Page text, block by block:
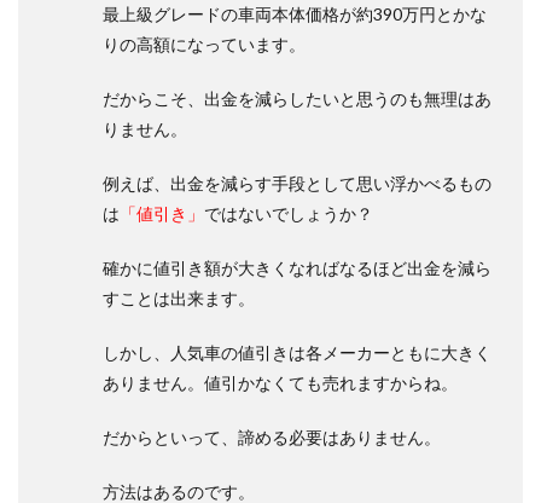
最上級グレードの車両本体価格が約390万円とかな
りの高額になっています。
だからこそ、出金を減らしたいと思うのも無理はあ
りません。
例えば、出金を減らす手段として思い浮かべるもの
は 「値引き」 ではないでしょうか？
確かに値引き額が大きくなればなるほど出金を減ら
すことは出来ます。
しかし、人気車の値引きは各メーカーともに大きく
ありません。値引かなくても売れますからね。
だからといって、諦める必要はありません。
方法はあるのです。